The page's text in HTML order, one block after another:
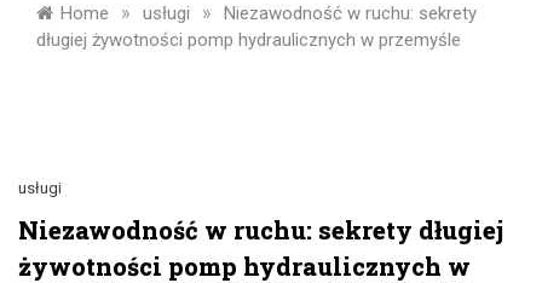
Home » usługi »
Niezawodność w ruchu: sekrety
długiej żywotności pomp hydraulicznych w przemyśle
usługi
Niezawodność w ruchu: sekrety długiej
żywotności pomp hydraulicznych w